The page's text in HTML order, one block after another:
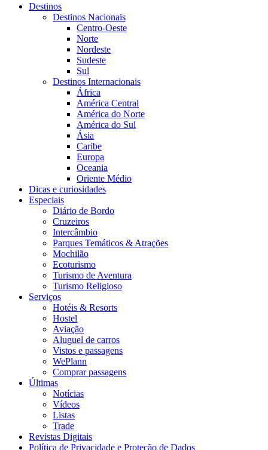
Destinos
Destinos Nacionais
Centro-Oeste
Norte
Nordeste
Sudeste
Sul
Destinos Internacionais
África
América Central
América do Norte
América do Sul
Ásia
Caribe
Europa
Oceania
Oriente Médio
Dicas e curiosidades
Especiais
Diário de Bordo
Cruzeiros
Intercâmbio
Parques Temáticos & Atrações
Mochilão
Ecoturismo
Turismo de Aventura
Turismo Religioso
Serviços
Hotéis & Resorts
Hostel
Aviação
Aluguel de carros
Vistos e passagens
WePlann
Comprar passagens
Últimas
Notícias
Vídeos
Listas
Trade
Revistas Digitais
Política de Privacidade e Proteção de Dados